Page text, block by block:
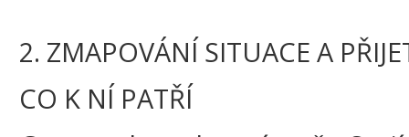
2. ZMAPOVÁNÍ SITUACE A
CO K NÍ PATŘÍ